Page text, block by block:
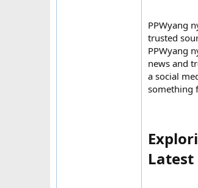
PPWyang
trusted
PPWyang
news and
a social
something
Latest